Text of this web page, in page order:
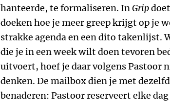
hanteerde, te formaliseren. InGrip
doeken hoe je meer greep krijgt op je
strakke agenda en een dito takenlijst.
die je in een week wilt doen tevoren
uitvoert, hoef je daar volgens Pastoor
denken. De mailbox dien je met
benaderen: Pastoor reserveert elke